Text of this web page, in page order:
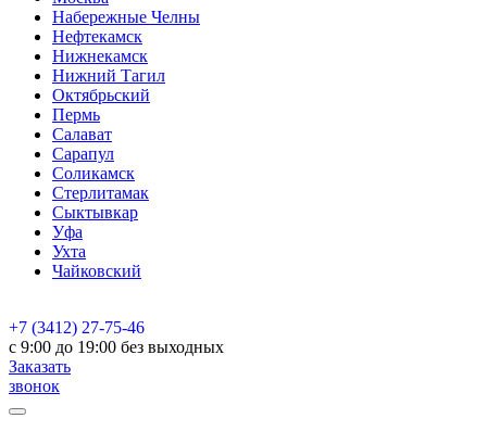
Набережные Челны
Нефтекамск
Нижнекамск
Нижний Тагил
Октябрьский
Пермь
Салават
Сарапул
Соликамск
Стерлитамак
Сыктывкар
Уфа
Ухта
Чайковский
+7 (3412) 27-75-46
c 9:00 до 19:00 без выходных
Заказать
звонок